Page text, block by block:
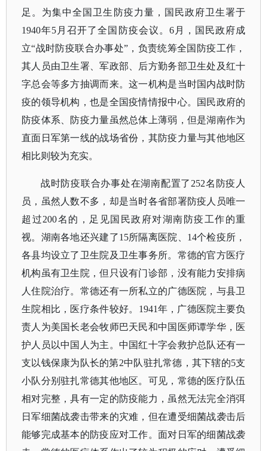
足。为集中全国卫生防疫力量，国民政府卫生署于
1940年5月召开了全国防疫会议。6月，国民政府成
立“战时防疫联合办事处”，负责统筹全国防疫工作，
其人员由卫生署、军政部、后方勤务部卫生处及红十
字总会等多方抽调而来。这一机构是当时国内战时防
疫的领导机构，也是全国疫情情报中心。国民政府的
防疫体系、防疫力量虽然总体上薄弱，但是湖南作为
直面日军第一线的战场省份，其防疫力量与其他地区
相比则较为充实。
战时防疫联合办事处在湖南配置了 252名防疫人
员，虽然人数不多，却是当时各省部署防疫人员唯一
超过200名的，足见国民政府对湖南防疫工作的重
视。湖南各地还兴建了15所隔离医院、14个检疫所，
各县均设立了卫生院及卫生事务所。常德的官方医疗
机构虽有卫生院，但只设有门诊部，没有能力安排病
人住院治疗。常德还有一所私立的广德医院 ，与县卫
生院相比，医疗条件较好。 1941年，广德医院主要负
责人为美国长老会牧师巴天民和中国医师谭学华，医
护人员以中国人为主。中国红十字会救护总队还有一
支以钱保康为队长的第2中队驻扎常德，其下辖的5支
小队分别驻扎常德其他地区。可见，常德的医疗队伍
相对完整，具有一定的防疫能力，虽然无法完全消弭
日军细菌战袭击带来的灾难，但在遭受细菌战袭击后
能够完成基本的防疫应对工作。面对日军的细菌战袭